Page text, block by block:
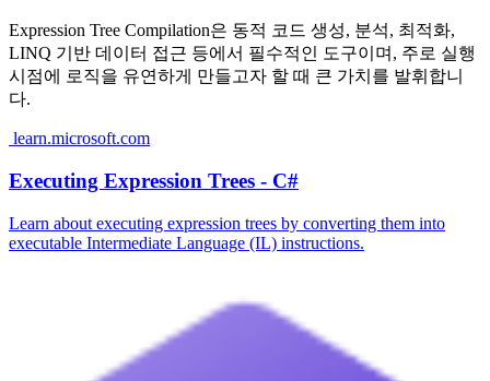
Expression Tree Compilation은 동적 코드 생성, 분석, 최적화,
LINQ 기반 데이터 접근 등에서 필수적인 도구이며, 주로 실행
시점에 로직을 유연하게 만들고자 할 때 큰 가치를 발휘합니
다.
learn.microsoft.com
Executing Expression Trees - C#
Learn about executing expression trees by converting them into
executable Intermediate Language (IL) instructions.